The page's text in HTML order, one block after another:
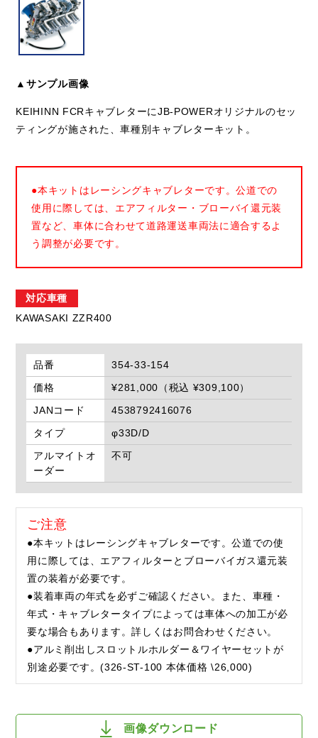
▲サンプル画像
KEIHINN FCRキャブレターにJB-POWERオリジナルのセッ
ティングが施された、車種別キャブレターキット。
●本キットはレーシングキャブレターです。公道での
使用に際しては、エアフィルター・ブローバイ還元装
置など、車体に合わせて道路運送車両法に適合するよ
う調整が必要です。
対応車種
KAWASAKI ZZR400
品番
354-33-154
価格
¥281,000（税込 ¥309,100）
JANコード
4538792416076
タイプ
φ33D/D
アルマイトオ
ーダー
不可
ご注意
●本キットはレーシングキャブレターです。公道での使
用に際しては、エアフィルターとブローバイガス還元装
置の装着が必要です。
●装着車両の年式を必ずご確認ください。また、車種・
年式・キャブレタータイプによっては車体への加工が必
要な場合もあります。詳しくはお問合わせください。
●アルミ削出しスロットルホルダー＆ワイヤーセットが
別途必要です。(326-ST-100 本体価格 \26,000)
画像ダウンロード